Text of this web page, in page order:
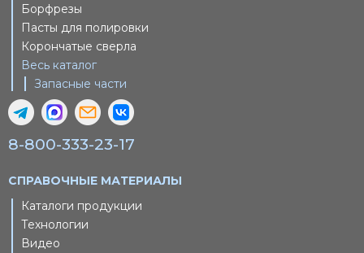
Борфрезы
Пасты для полировки
Корончатые сверла
Весь каталог
Запасные части
8-800-333-23-17
СПРАВОЧНЫЕ МАТЕРИАЛЫ
Каталоги продукции
Технологии
Видео